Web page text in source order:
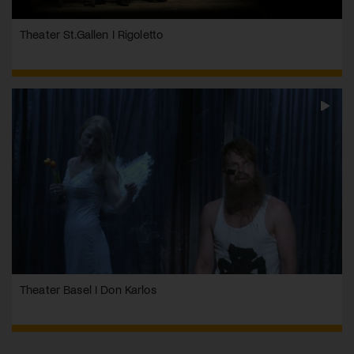
Theater St.Gallen I Rigoletto
Theater Basel I Don Karlos